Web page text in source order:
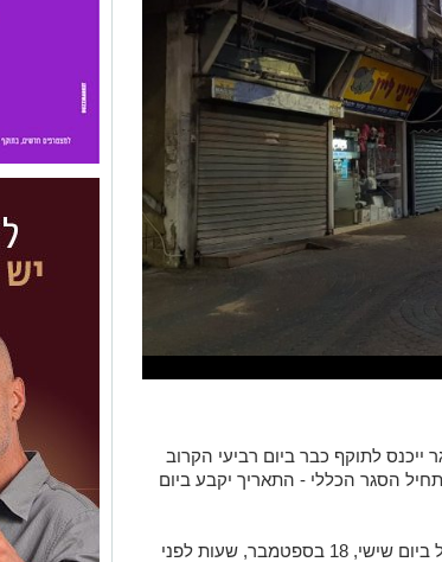
לתוקף כבר ביום רביעי הקרוב
הסגר הכללי - התאריך יקבע ביום
שר הפנים אריה דרעי ממליץ שהסגר יתחיל ביום שישי, 18 בספטמבר, שעות לפני